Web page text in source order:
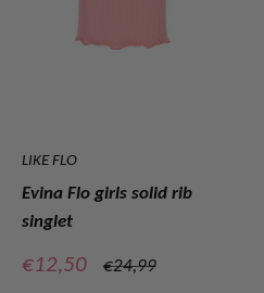
LIKE FLO
Evina Flo girls solid rib
singlet
Verkoopprijs
€12,50
Normale
€24,99